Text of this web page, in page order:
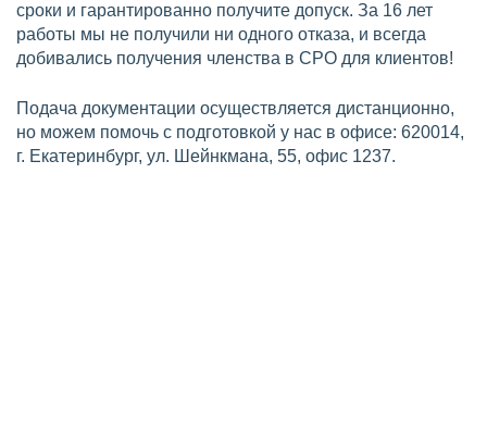
сроки и гарантированно получите допуск. За 16 лет
работы мы не получили ни одного отказа, и всегда
добивались получения членства в СРО для клиентов!
Подача документации осуществляется дистанционно,
но можем помочь с подготовкой у нас в офисе: 620014,
г. Екатеринбург, ул. Шейнкмана, 55, офис 1237.